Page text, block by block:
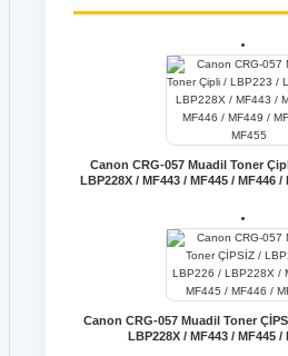
Canon CRG-057 Muadil Toner
LBP228X / MF443 / MF445 / MF446 /
Canon CRG-057 Muadil Toner
LBP228X / MF443 / MF445 /